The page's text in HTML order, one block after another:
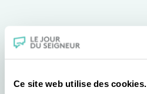
Ce site web utilise des cookies.